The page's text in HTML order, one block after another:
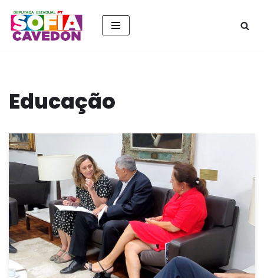
Pular
Educação